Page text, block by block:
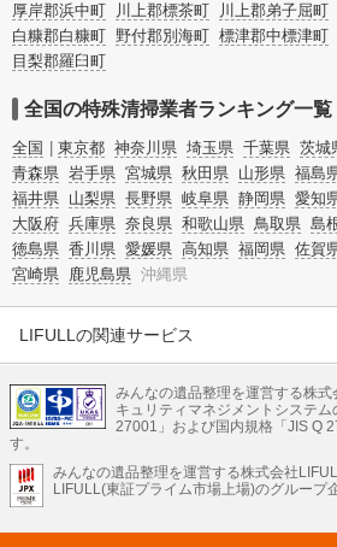
厚岸郡浜中町
川上郡標茶町 川上郡弟子屈町
白糠郡白糠町 野付郡別海町 標津郡中標津町
目梨郡羅臼町
全国の特殊清掃業者ランキング一覧
全国 東京都 神奈川県 埼玉県 千葉県 茨城
青森県 岩手県 宮城県 秋田県 山形県 福島
福井県 山梨県 長野県 岐阜県 静岡県 愛知
大阪府 兵庫県 奈良県 和歌山県 鳥取県 島
徳島県 香川県 愛媛県 高知県 福岡県 佐賀
宮崎県 鹿児島県 沖縄県
LIFULLの関連サービス
不動産・住宅
引越し 老人ホーム 地方創生
不動産クラウドファンディング 遺品整理
LIFULL HOME'Sのサービス
不動産・住宅
不動産査定 マンション専門売却査定 不動
みんなの遺品整理を運営する株
キュリティマネジメントシステム
27001」および国内規格「JIS Q
す。
みんなの遺品整理を運営する株式会社
LIFULL(東証プライム市場上場)のグループ